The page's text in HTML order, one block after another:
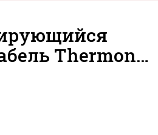
Thermon…